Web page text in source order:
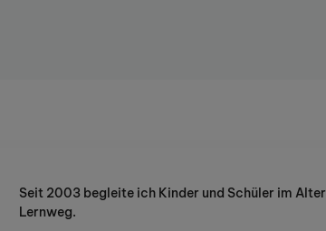
sehr gut
ebenfalls hier.
Seit 2003 begleite ich Kinder und Schüler im
Lernweg.